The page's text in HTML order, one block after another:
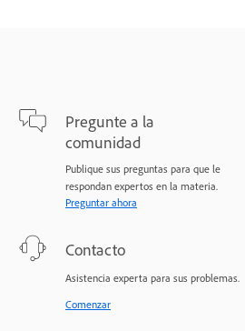
Pregunte a la
comunidad
Publique sus preguntas para que le
respondan expertos en la materia.
Preguntar ahora
Contacto
Asistencia experta para sus problemas.
Comenzar